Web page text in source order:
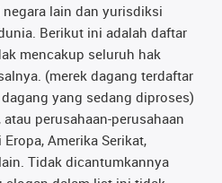
lain dan yurisdiksi
Berikut ini adalah daftar
mencakup seluruh hak
(merek dagang terdaftar
yang sedang diproses)
perusahaan-perusahaan
Amerika Serikat,
Tidak dicantumkannya